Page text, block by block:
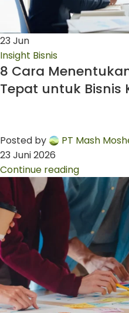
23 Jun
Insight Bisnis
8 Cara
Tepat untuk Bisnis
Posted by
PT Mash
23 Juni 2026
Continue reading